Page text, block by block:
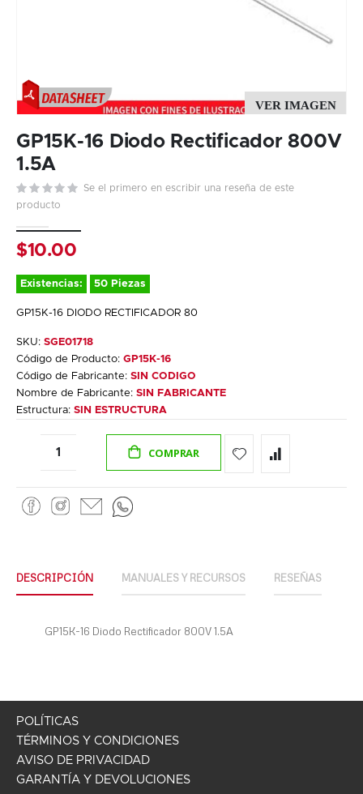
to
the
beginning
of
the
images
gallery
GP15K-16 Diodo Rectificador 800V
1.5A
Se el primero en escribir una reseña de este
producto
$10.00
Existencias: 50 Piezas
GP15K-16 DIODO RECTIFICADOR 80
SKU: SGE01718
Código de Producto: GP15K-16
Código de Fabricante: SIN CODIGO
Nombre de Fabricante: SIN FABRICANTE
Estructura: SIN ESTRUCTURA
COMPRAR
DESCRIPCIÓN MANUALES Y RECURSOS RESEÑAS
GP15K-16 Diodo Rectificador 800V 1.5A
POLÍTICAS
TÉRMINOS Y CONDICIONES
AVISO DE PRIVACIDAD
GARANTÍA Y DEVOLUCIONES